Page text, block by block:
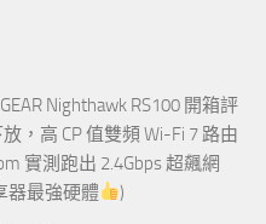
Nighthawk RS100 開箱評
，高 CP 值雙頻 Wi-Fi 7 路由
實測跑出 2.4Gbps 超飆網
器最強硬體
)